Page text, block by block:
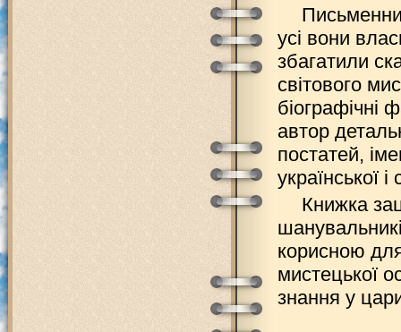
усі вони
збагатили
світового
біографічні
автор
постатей,
української
Книжка
корисною для
мистецької
знання у